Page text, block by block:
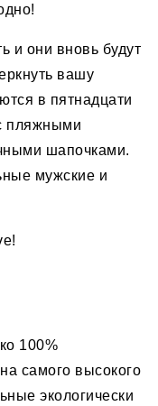
и они вновь будут
вашу
в пятнадцати
пляжными
шапочками.
мужские и
100%
самого высокого
экологически